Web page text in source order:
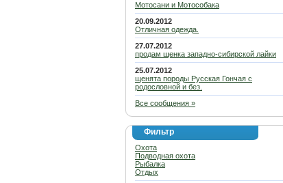
Мотосани и Мотособака
20.09.2012
Отличная одежда.
27.07.2012
продам щенка западно-сибирской лайки
25.07.2012
щенята породы Русская Гончая с
родословной и без.
Все сообщения »
Фильтр
Охота
Подводная охота
Рыбалка
Отдых